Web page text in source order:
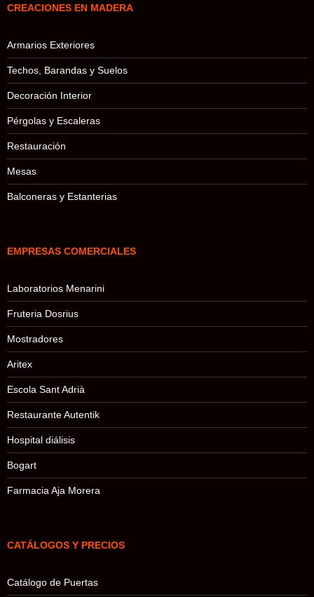
CREACIONES EN MADERA
Armarios Exteriores
Techos, Barandas y Suelos
Decoración Interior
Pérgolas y Escaleras
Restauración
Mesas
Balconeras y Estanterias
EMPRESAS COMERCIALES
Laboratorios Menarini
Fruteria Dosrius
Mostradores
Aritex
Escola Sant Adrià
Restaurante Autentik
Hospital diálisis
Bogart
Farmacia Aja Morera
CATÁLOGOS Y PRECIOS
Catálogo de Puertas